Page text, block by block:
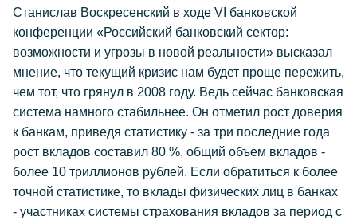
Станислав Воскресенский в ходе VI банковской
конференции «Российский банковский сектор:
возможности и угрозы в новой реальности» высказал
мнение, что текущий кризис нам будет проще пережить,
чем тот, что грянул в 2008 году. Ведь сейчас банковская
система намного стабильнее. Он отметил рост доверия
к банкам, приведя статистику - за три последние года
рост вкладов составил 80 %, общий объем вкладов -
более 10 триллионов рублей. Если обратиться к более
точной статистике, то вклады физических лиц в банках
- участниках системы страхования вкладов за период с